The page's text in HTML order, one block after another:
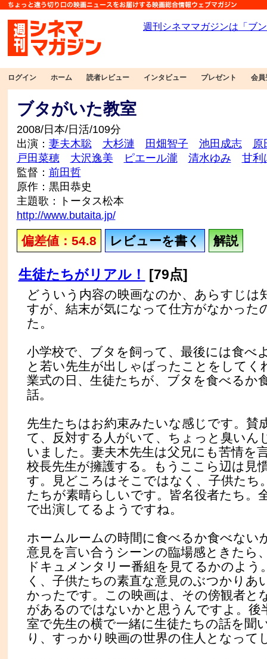
ログイン ホーム 読者レビュー インタビュー プレゼント 会員
ブタがいた教室
2008/日本/日活/109分
出演： 妻夫木聡 大杉漣 田畑智子 池田成志
原
戸田菜穂
大沢逸美 ピエール瀧 清水ゆみ
甘利
監督： 前田哲
原作：黒田恭史
主題歌：トータス松本
http://www.butaita.jp/
偏差値：54.8 レビューを書く 解説
生徒たちがリアル！ [79点]
どういう内容の映画なのか、あらすじは
すが、結末が気になって仕方がなかった
た。
小学校で、ブタを飼って、最後には食べ
と若い先生が出しゃばったことをしてく
業式の日、生徒たちが、ブタを食べるか
話。
先生たちはお約束みたいな感じです。賛
て、反対する人がいて、ちょっと臭いん
いました。妻夫木先生は父兄にも苦情を
校長先生が擁護する。もうここら辺は見
す。見どころはそこではなく、子供たち
たちが素晴らしいです。皆名役者たち。
で出演してるようですね。
ホームルームの時間に食べるか食べない
意見を言い合うシーンの臨場感ときたら
ドキュメンタリー番組を見てるかのよう
く、子供たちの素直な意見のぶつかりあ
かったです。この映画は、その傍観者と
があるのではないかと思うんですよ。後
室で先生の横で一緒に生徒たちの話を聞
り、すっかり映画の世界の住人となって